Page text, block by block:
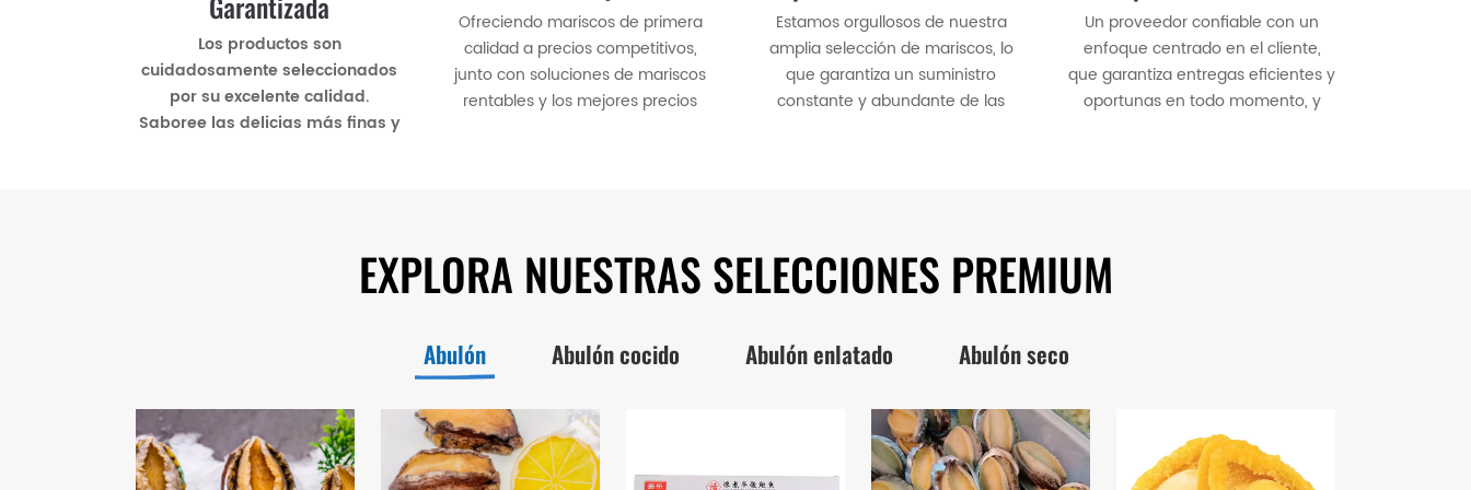
Los productos son
cuidadosamente seleccionados
por su excelente calidad.
Saboree las delicias más finas y
Ofreciendo mariscos de primera
calidad a precios competitivos,
junto con soluciones de mariscos
rentables y los mejores precios
Estamos orgullosos de nuestra
amplia selección de mariscos, lo
que garantiza un suministro
constante y abundante de las
Un proveedor confiable con un
enfoque centrado en el cliente,
que garantiza entregas eficientes y
oportunas en todo momento, y
EXPLORA NUESTRAS SELECCIONES PREMIUM
Abulón Abulón cocido Abulón enlatado Abulón seco